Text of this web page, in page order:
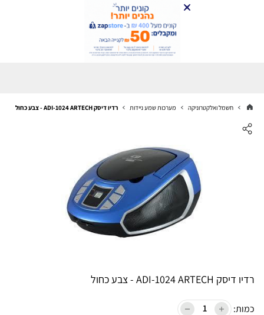
חשמל ואלקטרוניקה מערכות שמע ניידות רדיו דיסק ADI-1024 ARTECH - צבע כחול
רדיו דיסק ADI-1024 ARTECH - צבע כחול
כמות: